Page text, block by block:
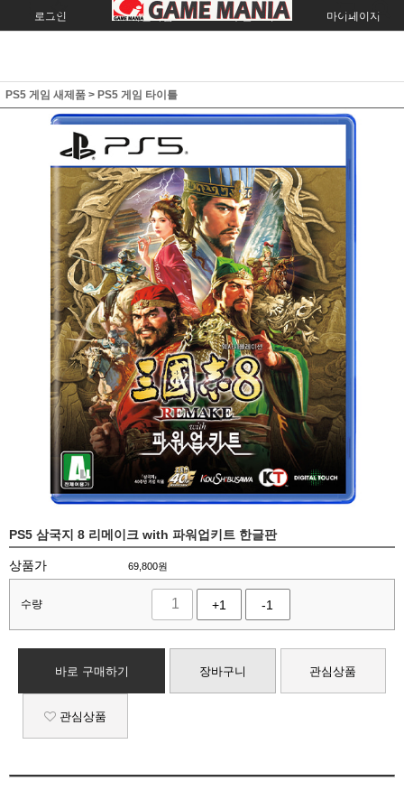
로그인 회원가입 주문조회 마이페이지
PS5 게임 새제품 > PS5 게임 타이틀
PS5 삼국지 8 리메이크 with 파워업키트 한글판
상품가 69,800원
수량 +1 -1
바로 구매하기 장바구니 관심상품
관심상품